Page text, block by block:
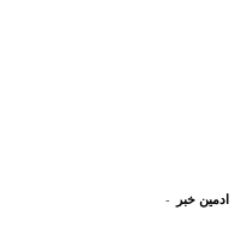
ادمین خبر -